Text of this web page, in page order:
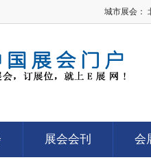
城市展会：
展会会刊 会